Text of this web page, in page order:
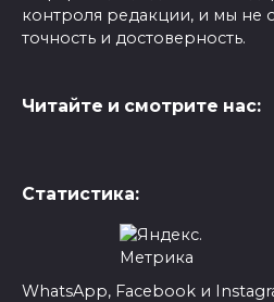
контроля редакции, и мы не
точность и достоверность.
Читайте и смотрите нас:
Статистика:
WhatsApp, Facebook и